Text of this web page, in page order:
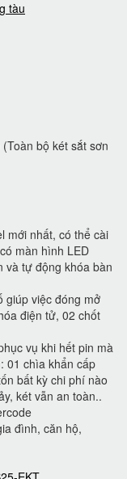
tàu
bộ két sắt sơn
mới nhất, có thể cài
màn hình LED
và tự động khóa bàn
giúp việc đóng mở
điện tử, 02 chốt
vụ khi hết pin mà
01 chìa khẩn cấp
bất kỳ chi phí nào
két vẫn an toàn..
đình, căn hộ,